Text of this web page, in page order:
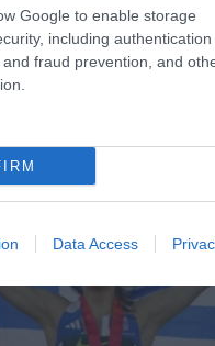
Google to enable storage
including authentication
fraud prevention, and
Data Access
συνεχίζεται η
αντιδράσεις για την -